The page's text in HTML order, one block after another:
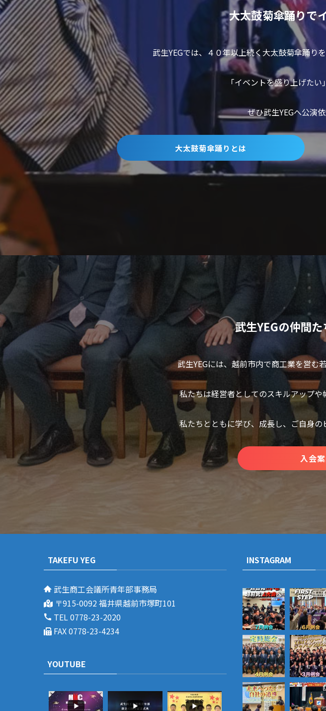
大太鼓菊傘踊りで
武生YEGでは、４０年以上続く大太鼓菊傘踊り
「イベントを盛り上げた
ぜひ武生YEGへ公演
大太鼓菊傘踊りとは
武生YEGの仲間
武生YEGには、越前市内で商工業を営む
私たちは経営者としてのスキルアップや
私たちとともに学び、成長し、ご自身の
入会
TAKEFU YEG
武生商工会議所青年部事務局
〒915-0092 福井県越前市塚町101
TEL 0778-23-2020
FAX 0778-23-4234
YOUTUBE
INSTAGRAM